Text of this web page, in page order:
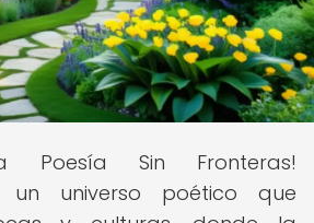
a Poesía Sin Fronteras!
un universo poético que